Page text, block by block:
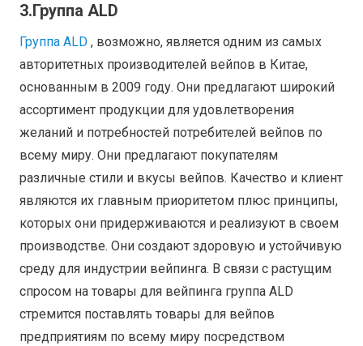
3.Группа АLD
Группа ALD , возможно, является одним из самых
авторитетных производителей вейпов в Китае,
основанным в 2009 году. Они предлагают широкий
ассортимент продукции для удовлетворения
желаний и потребностей потребителей вейпов по
всему миру. Они предлагают покупателям
различные стили и вкусы вейпов. Качество и клиент
являются их главным приоритетом плюс принципы,
которых они придерживаются и реализуют в своем
производстве. Они создают здоровую и устойчивую
среду для индустрии вейпинга. В связи с растущим
спросом на товары для вейпинга группа ALD
стремится поставлять товары для вейпов
предприятиям по всему миру посредством